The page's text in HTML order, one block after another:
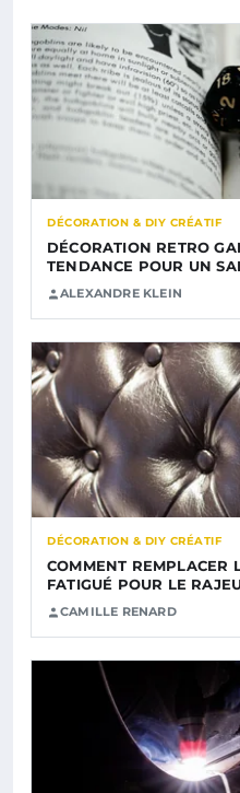
DÉCORATION & DIY CRÉATIF
DÉCORATION RETRO
TENDANCE POUR UN
ALEXANDRE KLEIN
DÉCORATION & DIY CRÉATIF
COMMENT REMPLACER
FATIGUÉ POUR LE
CAMILLE RENARD